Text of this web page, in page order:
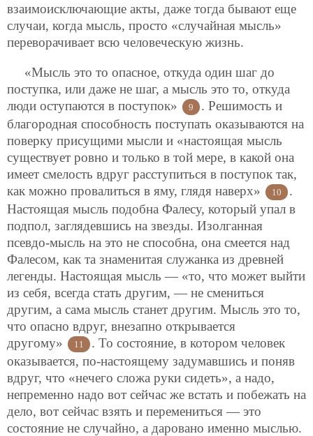
взаимоисключающие акты, даже тогда бывают еще
случаи, когда мысль, просто «случайная мысль»
переворачивает всю человеческую жизнь.
«Мысль это то опасное, откуда один шаг до
поступка, или даже не шаг, а мысль это то, откуда
люди оступаются в поступок»
9
. Решимость и
благородная способность поступать оказываются на
поверку присущими мысли и «настоящая мысль
существует ровно и только в той мере, в какой она
имеет смелость вдруг расступиться в поступок так,
как можно провалиться в яму, глядя наверх»
10
.
Настоящая мысль подобна Фалесу, который упал в
подпол, заглядевшись на звезды. Изолганная
псевдо-мысль на это не способна, она смеется над
Фалесом, как та знаменитая служанка из древней
легенды. Настоящая мысль — «то, что может выйти
из себя, всегда стать другим, — не смениться
другим, а сама мысль станет другим. Мысль это то,
что опасно вдруг, внезапно открывается
другому»
11
. То состояние, в котором человек
оказывается, по-настоящему задумавшись и поняв
вдруг, что «нечего сложа руки сидеть», а надо,
непременно надо вот сейчас же встать и побежать на
дело, вот сейчас взять и перемениться — это
состояние не случайно, а даровано именно мыслью.